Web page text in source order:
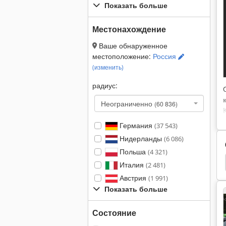
Показать больше
Местонахождение
Ваше обнаруженное
местоположение: Россия
(изменить)
радиус:
Неограниченно (60 836)
Германия (37 543)
Нидерланды (6 086)
Польша (4 321)
Италия (2 481)
Австрия (1 991)
Показать больше
Состояние
Электроника Компонент